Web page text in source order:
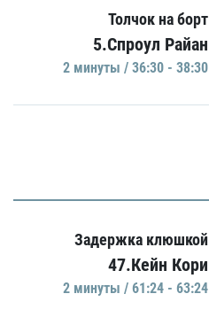
Толчок на борт
5.Спроул Райан
2 минуты / 36:30 - 38:30
Задержка клюшкой
47.Кейн Кори
2 минуты / 61:24 - 63:24